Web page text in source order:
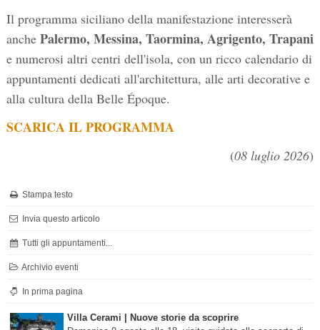
Il programma siciliano della manifestazione interesserà
anchePalermo, Messina, Taormina, Agrigento, Trapani
e numerosi altri centri dell'isola, con un ricco calendario di
appuntamenti dedicati all'architettura, alle arti decorative e
alla cultura della Belle Époque.
SCARICA IL PROGRAMMA
(08 luglio 2026)
Stampa testo
Invia questo articolo
Tutti gli appuntamenti...
Archivio eventi
In prima pagina
Villa Cerami | Nuove storie da scoprire